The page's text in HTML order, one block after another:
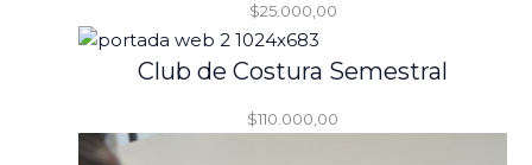
$25.000,00
Club de Costura Semestral
$110.000,00